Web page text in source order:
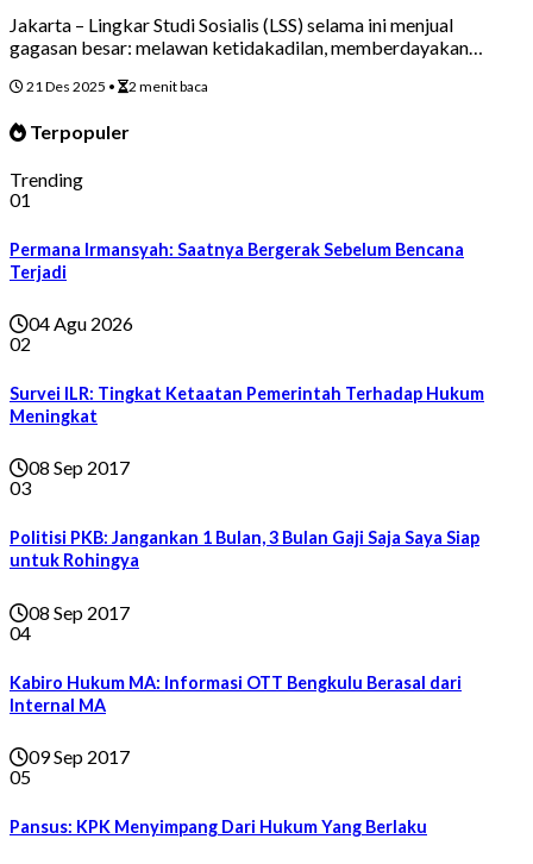
Jakarta – Lingkar Studi Sosialis (LSS) selama ini menjual
gagasan besar: melawan ketidakadilan, memberdayakan…
21 Des 2025 • 2 menit baca
Terpopuler
Trending
01
Permana Irmansyah: Saatnya Bergerak Sebelum Bencana
Terjadi
04 Agu 2026
02
Survei ILR: Tingkat Ketaatan Pemerintah Terhadap Hukum
Meningkat
08 Sep 2017
03
Politisi PKB: Jangankan 1 Bulan, 3 Bulan Gaji Saja Saya Siap
untuk Rohingya
08 Sep 2017
04
Kabiro Hukum MA: Informasi OTT Bengkulu Berasal dari
Internal MA
09 Sep 2017
05
Pansus: KPK Menyimpang Dari Hukum Yang Berlaku